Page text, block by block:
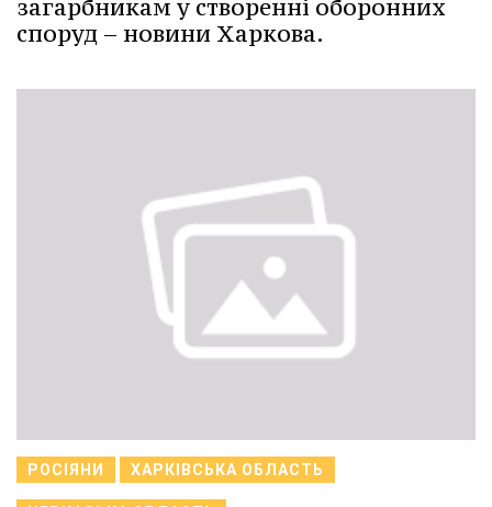
загарбникам у створенні оборонних
споруд – новини Харкова.
РОСІЯНИ ХАРКІВСЬКА ОБЛАСТЬ